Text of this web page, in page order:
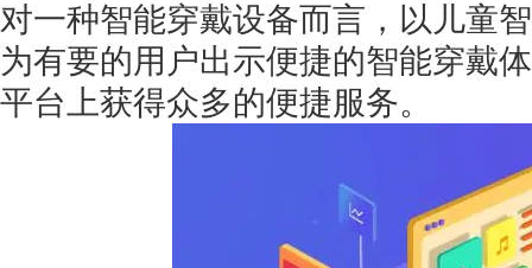
对一种智能穿戴设备而言，以儿童
为有要的用户出示便捷的智能穿戴
平台上获得众多的便捷服务。